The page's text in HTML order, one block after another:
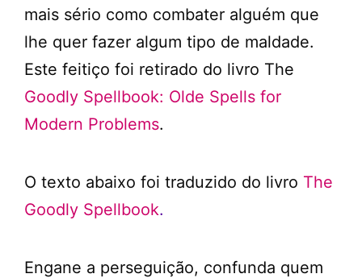
mais sério como combater alguém que
lhe quer fazer algum tipo de maldade.
Este feitiço foi retirado do livro The
Goodly Spellbook: Olde Spells for
Modern Problems.
O texto abaixo foi traduzido do livro The
Goodly Spellbook.
Engane a perseguição, confunda quem